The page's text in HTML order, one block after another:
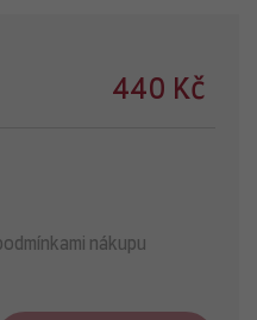
440 Kč
nákupu